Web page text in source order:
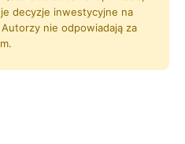
decyzje inwestycyjne na
nie odpowiadają za